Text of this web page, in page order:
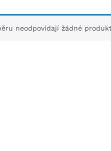
neodpovídají žádné